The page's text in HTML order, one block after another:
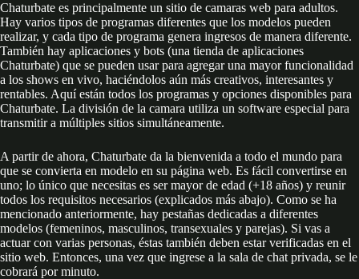
Chaturbate es principalmente un sitio de camaras web para adultos.
Hay varios tipos de programas diferentes que los modelos pueden
realizar, y cada tipo de programa genera ingresos de manera diferente.
También hay aplicaciones y bots (una tienda de aplicaciones
Chaturbate) que se pueden usar para agregar una mayor funcionalidad
a los shows en vivo, haciéndolos aún más creativos, interesantes y
rentables. Aquí están todos los programas y opciones disponibles para
Chaturbate. La división de la camara utiliza un software especial para
transmitir a múltiples sitios simultáneamente.
A partir de ahora, Chaturbate da la bienvenida a todo el mundo para
que se convierta en modelo en su página web. Es fácil convertirse en
uno; lo único que necesitas es ser mayor de edad (+18 años) y reunir
todos los requisitos necesarios (explicados más abajo). Como se ha
mencionado anteriormente, hay pestañas dedicadas a diferentes
modelos (femeninos, masculinos, transexuales y parejas). Si vas a
actuar con varias personas, éstas también deben estar verificadas en el
sitio web. Entonces, una vez que ingrese a la sala de chat privada, se le
cobrará por minuto.